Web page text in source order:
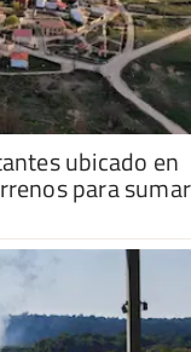
ubicado en
para sumar